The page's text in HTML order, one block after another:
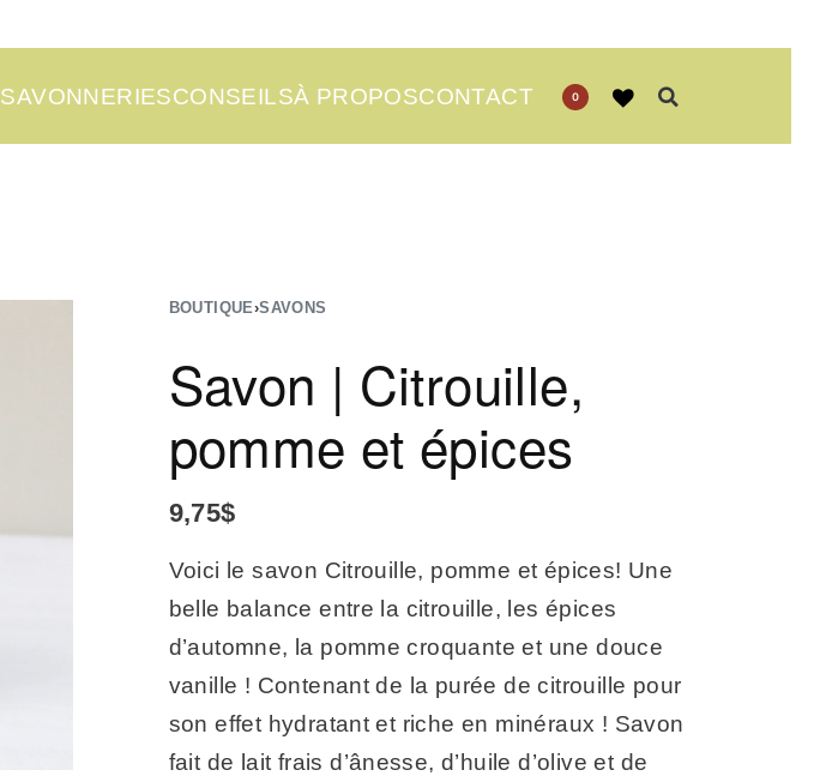
SAVONNERIESCONSEILSÀ PROPOSCONTACT 0
BOUTIQUE›SAVONS
Savon | Citrouille,
pomme et épices
9,75$
Voici le savon Citrouille, pomme et épices! Une
belle balance entre la citrouille, les épices
d’automne, la pomme croquante et une douce
vanille ! Contenant de la purée de citrouille pour
son effet hydratant et riche en minéraux ! Savon
fait de lait frais d’ânesse, d’huile d’olive et de